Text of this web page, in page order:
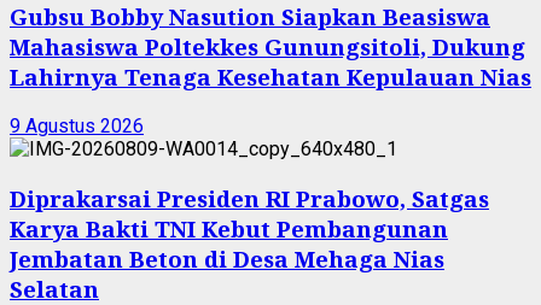
Gubsu Bobby Nasution Siapkan Beasiswa
Mahasiswa Poltekkes Gunungsitoli, Dukung
Lahirnya Tenaga Kesehatan Kepulauan Nias
9 Agustus 2026
Diprakarsai Presiden RI Prabowo, Satgas
Karya Bakti TNI Kebut Pembangunan
Jembatan Beton di Desa Mehaga Nias
Selatan